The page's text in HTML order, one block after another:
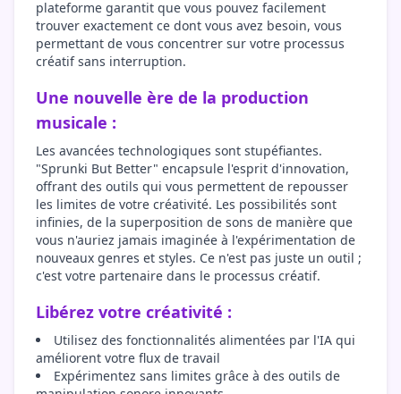
plateforme garantit que vous pouvez facilement
trouver exactement ce dont vous avez besoin, vous
permettant de vous concentrer sur votre processus
créatif sans interruption.
Une nouvelle ère de la production
musicale :
Les avancées technologiques sont stupéfiantes.
"Sprunki But Better" encapsule l'esprit d'innovation,
offrant des outils qui vous permettent de repousser
les limites de votre créativité. Les possibilités sont
infinies, de la superposition de sons de manière que
vous n'auriez jamais imaginée à l'expérimentation de
nouveaux genres et styles. Ce n'est pas juste un outil ;
c'est votre partenaire dans le processus créatif.
Libérez votre créativité :
Utilisez des fonctionnalités alimentées par l'IA qui
améliorent votre flux de travail
Expérimentez sans limites grâce à des outils de